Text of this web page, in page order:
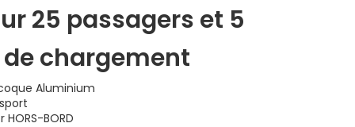
25 passagers et 5
chargement
Aluminium
BORD